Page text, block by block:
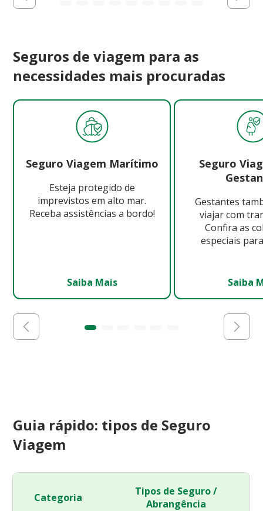
Seguros de viagem para as
necessidades mais procuradas
Seguro Viagem Marítimo
Esteja protegido de
imprevistos em alto mar.
Receba assistências a bordo!
Saiba Mais
Seguro
Gestantes
viajar com
Confira as
especiais
Saiba
Guia rápido: tipos de Seguro
Viagem
Categoria
Tipos de Seguro /
Abrangência